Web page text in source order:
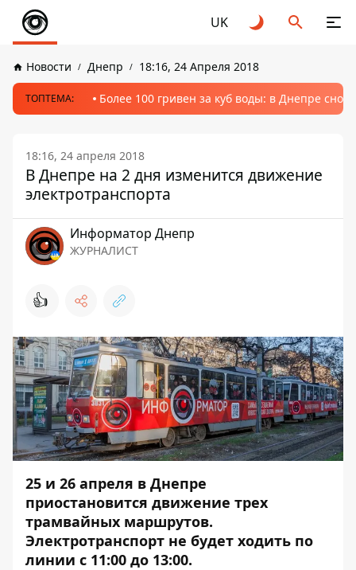
UK
Новости Днепр 18:16, 24 Апреля 2018
ТОПТЕМА: Более 100 гривен за куб воды: в Днепре
18:16, 24 апреля 2018
В Днепре на 2 дня изменится движение
электротранспорта
Информатор Днепр
ЖУРНАЛИСТ
👍
25 и 26 апреля в Днепре
приостановится движение трех
трамвайных маршрутов.
Электротранспорт не будет ходить по
линии с 11:00 до 13:00.